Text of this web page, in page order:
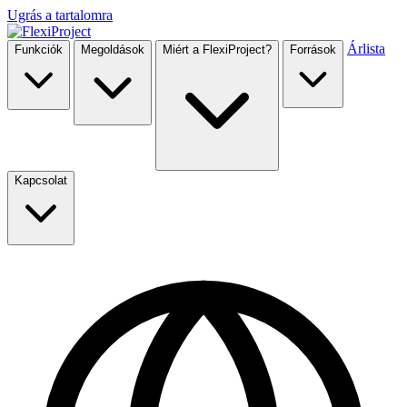
Ugrás a tartalomra
Funkciók Megoldások Miért a FlexiProject? Források Árlista
Kapcsolat